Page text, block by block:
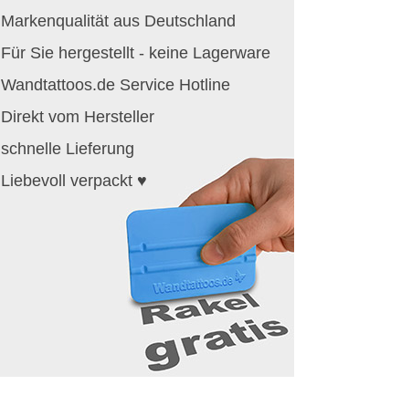
Markenqualität aus Deutschland
Für Sie hergestellt - keine Lagerware
Wandtattoos.de Service Hotline
Direkt vom Hersteller
schnelle Lieferung
Liebevoll verpackt ♥